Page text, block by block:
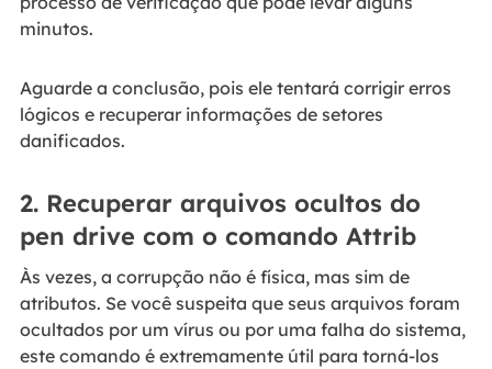
minutos.
Aguarde a conclusão, pois ele tentará corrigir erros
lógicos e recuperar informações de setores
danificados.
2. Recuperar arquivos ocultos do
pen drive com o comando Attrib
Às vezes, a corrupção não é física, mas sim de
atributos. Se você suspeita que seus arquivos foram
ocultados por um vírus ou por uma falha do sistema,
este comando é extremamente útil para torná-los